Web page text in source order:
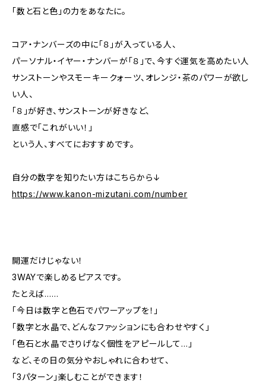
「数と石と色」の力をあなたに。
コア・ナンバーズの中に「８」が入っている人、
パーソナル・イヤー・ナンバーが「８」で、今すぐ運気を高めたい人
サンストーンやスモーキークォーツ、オレンジ・茶のパワーが欲し
い人、
「８」が好き、サンストーンが好きなど、
直感で「これがいい！」
という人、すべてにおすすめです。
自分の数字を知りたい方はこちらから↓
https://www.kanon-mizutani.com/number
開運だけじゃない！
3WAYで楽しめるピアスです。
たとえば……
「今日は数字と色石でパワーアップを！」
「数字と水晶で、どんなファッションにも合わせやすく」
「色石と水晶でさりげなく個性をアピールして…」
など、その日の気分やおしゃれに合わせて、
「3パターン」楽しむことができます！